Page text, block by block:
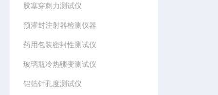
胶塞穿刺力测试仪
预灌封注射器检测仪器
药用包装密封性测试仪
玻璃瓶冷热骤变测试仪
铝箔针孔度测试仪